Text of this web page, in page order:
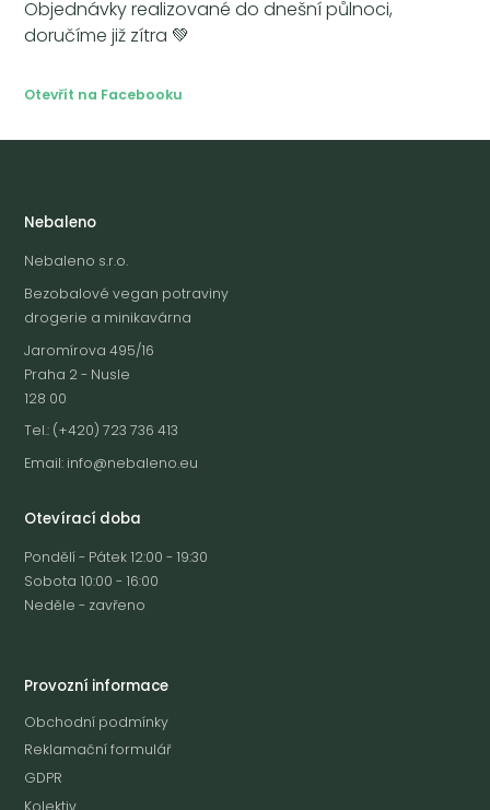
Objednávky realizované do dnešní půlnoci,
doručíme již zítra 💚
Otevřít na Facebooku
Nebaleno
Nebaleno s.r.o.
Bezobalové vegan potraviny
drogerie a minikavárna
Jaromírova 495/16
Praha 2 - Nusle
128 00
Tel.: (+420) 723 736 413
Email: info@nebaleno.eu
Otevírací doba
Pondělí - Pátek 12:00 - 19:30
Sobota 10:00 - 16:00
Neděle - zavřeno
Provozní informace
Obchodní podmínky
Reklamační formulář
GDPR
Kolektiv